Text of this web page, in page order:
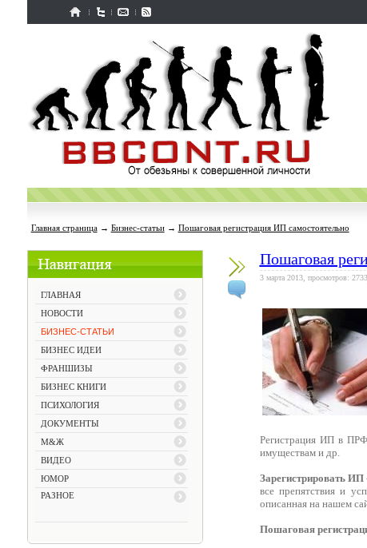
Главная страница→ Бизнес-статьи→ Пошаговая регистрация ИП самостоятельно
ГЛАВНАЯ
НОВОСТИ
БИЗНЕС-СТАТЬИ
БИЗНЕС ИДЕИ
ФРАНШИЗЫ
БИЗНЕС КНИГИ
ПСИХОЛОГИЯ
ДОКУМЕНТЫ
М&Ж
ВИДЕО
ЮМОР
РАЗНОЕ
Пошаговая
3 марта 2013, просмотров:
Регистрация ИП в
имуществам и др.
Зарегистрировать ИП
все препятствия и
описанная на нашем
Пошаговая